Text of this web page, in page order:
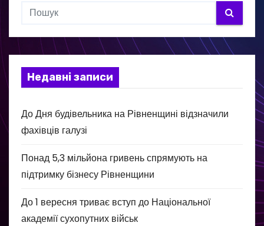
Недавні записи
До Дня будівельника на Рівненщині відзначили
фахівців галузі
Понад 5,3 мільйона гривень спрямують на
підтримку бізнесу Рівненщини
До 1 вересня триває вступ до Національної
академії сухопутних військ